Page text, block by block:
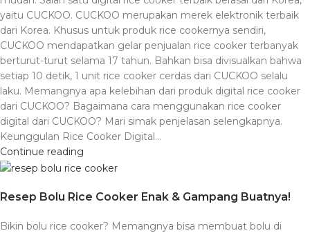
yaitu CUCKOO. CUCKOO merupakan merek elektronik terbaik
dari Korea. Khusus untuk produk rice cookernya sendiri,
CUCKOO mendapatkan gelar penjualan rice cooker terbanyak
berturut-turut selama 17 tahun. Bahkan bisa divisualkan bahwa
setiap 10 detik, 1 unit rice cooker cerdas dari CUCKOO selalu
laku. Memangnya apa kelebihan dari produk digital rice cooker
dari CUCKOO? Bagaimana cara menggunakan rice cooker
digital dari CUCKOO? Mari simak penjelasan selengkapnya.
Keunggulan Rice Cooker Digital…
Continue reading
Resep Bolu Rice Cooker Enak & Gampang Buatnya!
Bikin bolu rice cooker? Memangnya bisa membuat bolu di